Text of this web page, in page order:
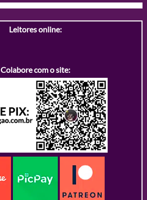
Leitores online:
Colabore com o site: